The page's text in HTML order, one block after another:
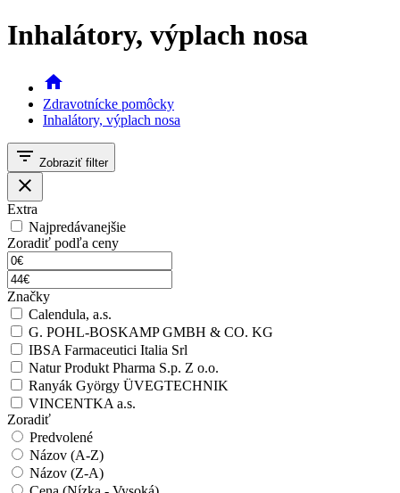
Inhalátory, výplach nosa
home
Zdravotnícke pomôcky
Inhalátory, výplach nosa
filter_list Zobraziť filter
close
Extra
Najpredávanejšie
Zoradiť podľa ceny
Značky
Calendula, a.s.
G. POHL-BOSKAMP GMBH & CO. KG
IBSA Farmaceutici Italia Srl
Natur Produkt Pharma S.p. Z o.o.
Ranyák György ÜVEGTECHNIK
VINCENTKA a.s.
Zoradiť
Predvolené
Názov (A-Z)
Názov (Z-A)